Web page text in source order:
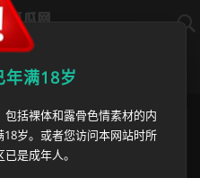
略
mdgw20.com
mdgw.com
瓜网app
年满18岁
括裸体和露骨色情素材的内
岁。或者您访问本网站时所
是成年人。